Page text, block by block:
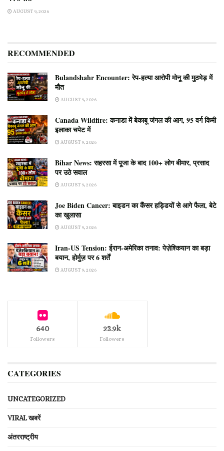
AUGUST 9, 2026
RECOMMENDED
Bulandshahr Encounter: रेप-हत्या आरोपी मोनू की मुठभेड़ में
मौत
AUGUST 9, 2026
Canada Wildfire: कनाडा में बेकाबू जंगल की आग, 95 वर्ग किमी
इलाका चपेट में
AUGUST 9, 2026
Bihar News: सहरसा में पूजा के बाद 100+ लोग बीमार, प्रसाद
पर उठे सवाल
AUGUST 9, 2026
Joe Biden Cancer: बाइडन का कैंसर हड्डियों से आगे फैला, बेटे
का खुलासा
AUGUST 9, 2026
Iran-US Tension: ईरान-अमेरिका तनाव: पेज़ेश्कियान का बड़ा
बयान, होर्मुज़ पर 6 शर्तें
AUGUST 9, 2026
640
Followers
23.9k
Followers
CATEGORIES
UNCATEGORIZED
VIRAL खबरें
अंतरराष्ट्रीय